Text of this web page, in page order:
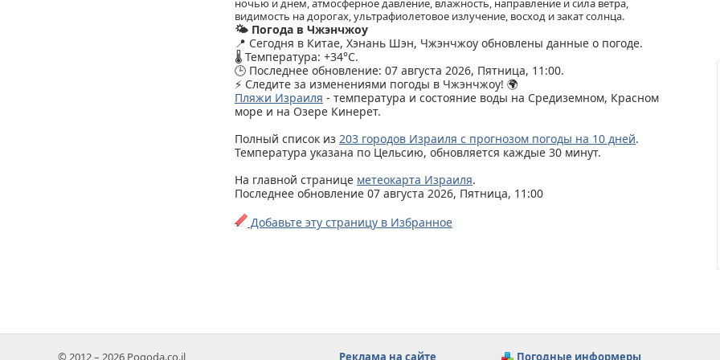
ночью и днем, атмосферное давление, влажность, направление и сила ветра,
видимость на дорогах, ультрафиолетовое излучение, восход и закат солнца.
🌤️ Погода в Чжэнчжоу
📍 Сегодня в Китае, Хэнань Шэн, Чжэнчжоу обновлены данные о погоде.
🌡️ Температура: +34°C.
🕒 Последнее обновление: 07 августа 2026, Пятница, 11:00.
⚡ Следите за изменениями погоды в Чжэнчжоу! 🌍
Пляжи Израиля - температура и состояние воды на Средиземном, Красном
море и на Озере Кинерет.
Полный список из 203 городов Израиля с прогнозом погоды на 10 дней.
Температура указана по Цельсию, обновляется каждые 30 минут.
На главной странице метеокарта Израиля.
Последнее обновление 07 августа 2026, Пятница, 11:00
Добавьте эту страницу в Избранное
© 2012 – 2026 Pogoda.co.il Реклама на сайте Погодные информеры